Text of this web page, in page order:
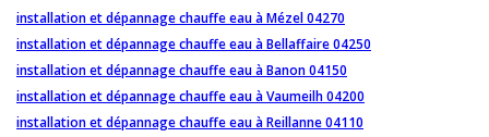
installation et dépannage chauffe eau à Mézel 04270
installation et dépannage chauffe eau à Bellaffaire 04250
installation et dépannage chauffe eau à Banon 04150
installation et dépannage chauffe eau à Vaumeilh 04200
installation et dépannage chauffe eau à Reillanne 04110